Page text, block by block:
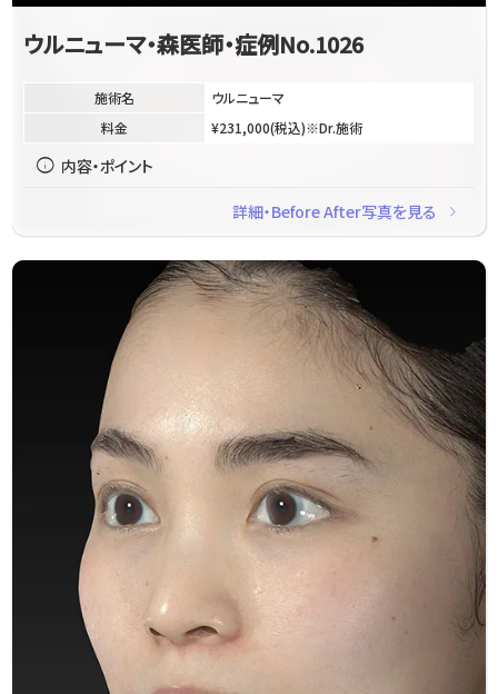
ウルニューマ・森医師・症例No.1026
施術名
ウルニューマ
料金
¥231,000(税込)※Dr.施術
info 内容・ポイント
詳細・Before After写真を見る navigate_next